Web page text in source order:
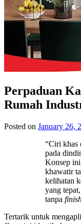
Perpaduan
Rumah
Posted on January 26,
“Ciri khas
pada
Konsep
khawatir
kelihatan
yang
tanpa
Tertarik untuk